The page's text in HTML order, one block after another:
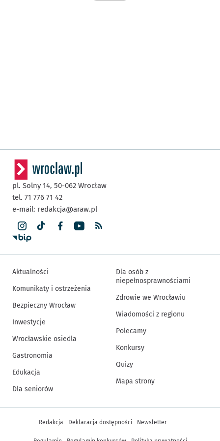
pl. Solny 14, 50-062 Wrocław
tel. 71 776 71 42
e-mail: redakcja@araw.pl
Aktualności
Komunikaty i ostrzeżenia
Bezpieczny Wrocław
Inwestycje
Wrocławskie osiedla
Gastronomia
Edukacja
Dla seniorów
Dla osób z
niepełnosprawnościami
Zdrowie we Wrocławiu
Wiadomości z regionu
Polecamy
Konkursy
Quizy
Mapa strony
Inne informacje
Redakcja Deklaracja dostępności Newsletter